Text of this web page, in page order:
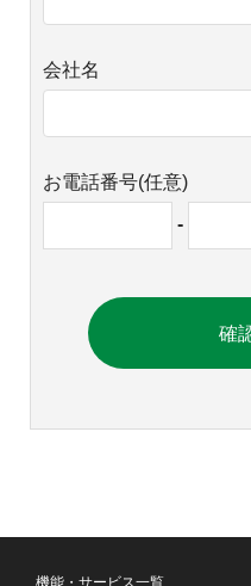
会社名
お電話番号(任意)
-
機能・サービス一覧